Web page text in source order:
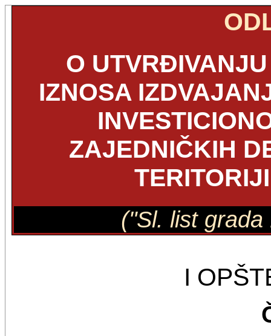
O
IZNOSA
ZAJEDNIČKIH
("Sl. list
I